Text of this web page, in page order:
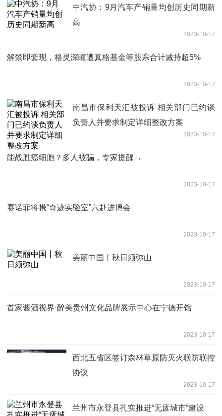
中汽协：9月汽车产销量均创历史同期新
高
2023-10-17
解禁即套现，格灵深瞳遭真格基金等股东合计减持超5%
2023-10-17
南昌市保利天汇被投诉 相关部门已约谈
负责人并要求制定详细整改方案
2023-10-17
能战胜癌细胞？多人被骗，专家提醒→
2023-10-17
赛诺菲将携“奇迹实验室”六赴进博会
2023-10-17
美丽中国丨秋日须弥山
2023-10-17
首家酱酒视界·醉美贵州文化品牌展示中心在宁德开馆
2023-10-17
西北五省区签订森林草原防灭火联防联控
协议
2023-10-17
兰州市永登县扎实推进“无废城市”建设